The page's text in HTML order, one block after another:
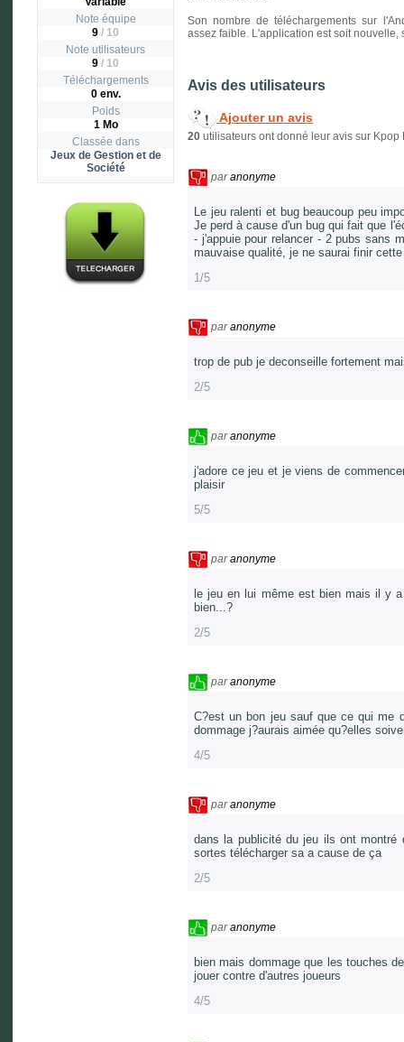
Note équipe
9 / 10
Note utilisateurs
9 / 10
Téléchargements
0 env.
Poids
1 Mo
Classée dans
Jeux de Gestion et de
Société
Son nombre de téléchargements sur
assez faible. L'application est soit
Avis des utilisateurs
Ajouter un avis
20 utilisateurs ont donné leur avis sur Kpop
paranonyme
Le jeu ralenti et bug beaucoup peu
Je perd à cause d'un bug qui fait que
- j'appuie pour relancer - 2 pubs sans
mauvaise qualité, je ne saurai finir
1/5
paranonyme
trop de pub je deconseille fortement
2/5
paranonyme
j'adore ce jeu et je viens de
plaisir
5/5
paranonyme
le jeu en lui même est bien mais il y
bien...?
2/5
paranonyme
C?est un bon jeu sauf que ce qui me
dommage j?aurais aimée qu?elles
4/5
paranonyme
dans la publicité du jeu ils ont
sortes télécharger sa a cause de ça
2/5
paranonyme
bien mais dommage que les touches
jouer contre d'autres joueurs
4/5